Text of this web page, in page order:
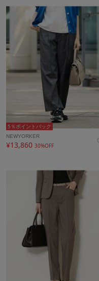
5％ポイントバック
NEWYORKER
¥13,860 30%OFF